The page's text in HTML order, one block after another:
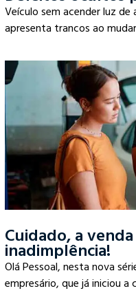
Veículo sem acender luz
apresenta trancos ao
Cuidado, a
inadimplência!
Olá Pessoal, nesta nova
empresário, que já iniciou a